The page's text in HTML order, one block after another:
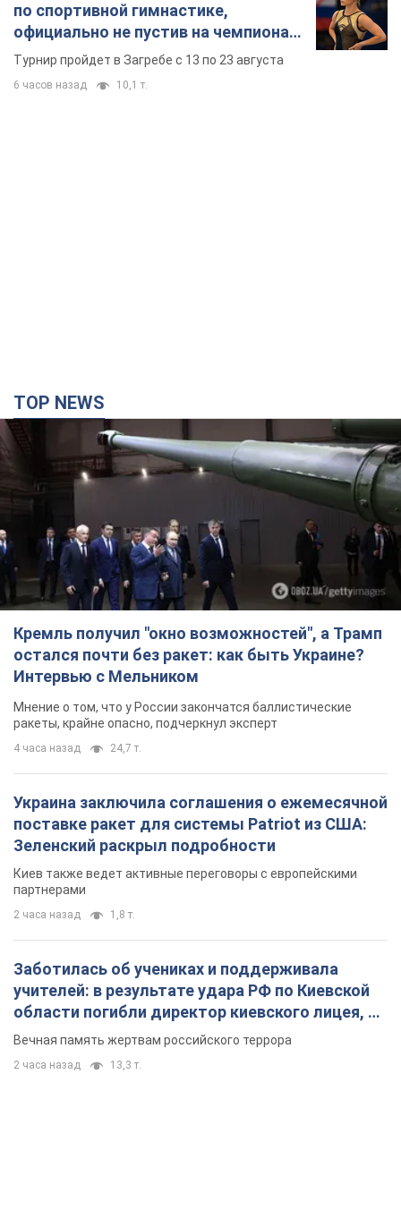
по спортивной гимнастике,
официально не пустив на чемпионат
Европы основных спортсменов
Турнир пройдет в Загребе с 13 по 23 августа
6 часов назад 10,1 т.
TOP NEWS
Кремль получил "окно возможностей", а Трамп
остался почти без ракет: как быть Украине?
Интервью с Мельником
Мнение о том, что у России закончатся баллистические
ракеты, крайне опасно, подчеркнул эксперт
4 часа назад 24,7 т.
Украина заключила соглашения о ежемесячной
поставке ракет для системы Patriot из США:
Зеленский раскрыл подробности
Киев также ведет активные переговоры с европейскими
партнерами
2 часа назад 1,8 т.
Заботилась об учениках и поддерживала
учителей: в результате удара РФ по Киевской
области погибли директор киевского лицея, её
муж и внук
Вечная память жертвам российского террора
2 часа назад 13,3 т.